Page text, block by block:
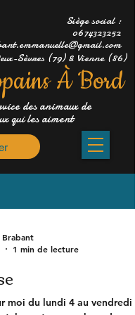
À Bord
des animaux de
qui les aiment
Siège social :
0674323252
Sèvres (79) & Vienne (86)
Brabant
1 min de lecture
moi du lundi 4 au vendredi 8